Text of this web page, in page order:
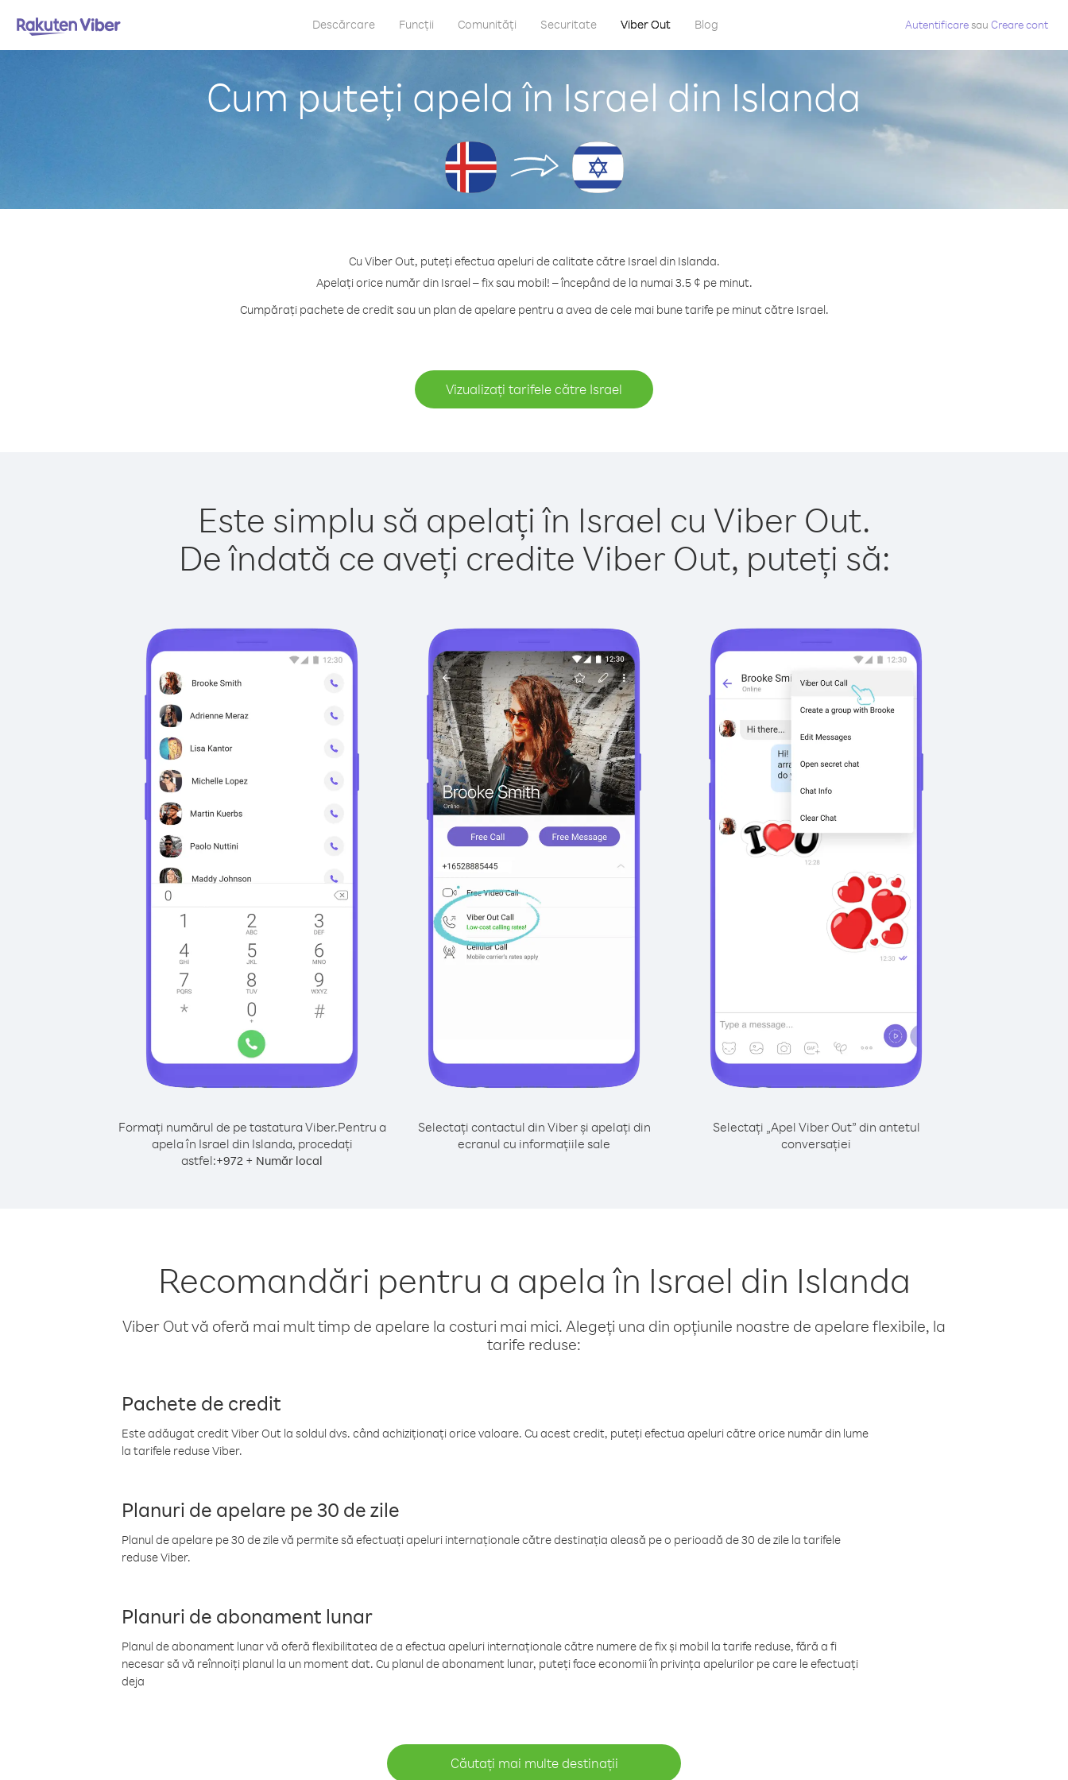
Descărcare Funcții Comunități Securitate Viber Out Blog Autentificaresau Creare cont
Cum puteți apela în Israel din Islanda
Cu Viber Out, puteți efectua apeluri de calitate către Israel din Islanda.
Apelați orice număr din Israel – fix sau mobil! – începând de la numai 3.5 ¢ pe minut.
Cumpărați pachete de credit sau un plan de apelare pentru a avea de cele mai bune tarife pe minut către Israel.
Vizualizați tarifele către Israel
Este simplu să apelați în Israel cu Viber Out.
De îndată ce aveți credite Viber Out, puteți să:
Formați numărul de pe tastatura Viber.Pentru a
apela în Israel din Islanda, procedați
astfel:+972 + Număr local
Selectați contactul din Viber și apelați din
ecranul cu informațiile sale
Selectați „Apel Viber Out” din antetul
conversației
Recomandări pentru a apela în Israel din Islanda
Viber Out vă oferă mai mult timp de apelare la costuri mai mici. Alegeți una din opțiunile noastre de apelare flexibile, la
tarife reduse:
Pachete de credit
Este adăugat credit Viber Out la soldul dvs. când achiziționați orice valoare. Cu acest credit, puteți efectua apeluri către orice număr din lume
la tarifele reduse Viber.
Planuri de apelare pe 30 de zile
Planul de apelare pe 30 de zile vă permite să efectuați apeluri internaționale către destinația aleasă pe o perioadă de 30 de zile la tarifele
reduse Viber.
Planuri de abonament lunar
Planul de abonament lunar vă oferă flexibilitatea de a efectua apeluri internaționale către numere de fix și mobil la tarife reduse, fără a fi
necesar să vă reînnoiți planul la un moment dat. Cu planul de abonament lunar, puteți face economii în privința apelurilor pe care le efectuați
deja
Căutați mai multe destinații